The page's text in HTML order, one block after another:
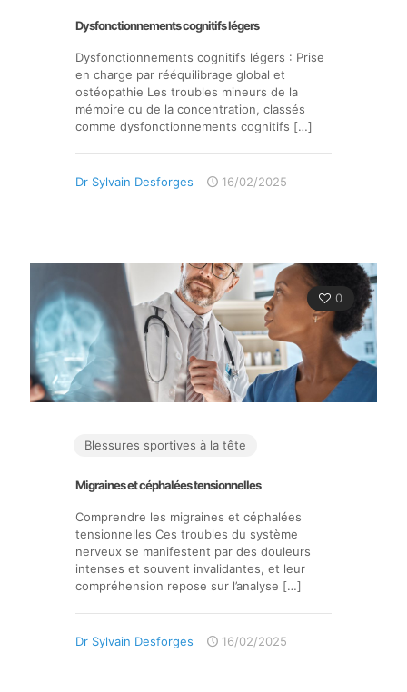
Dysfonctionnements cognitifs légers
Dysfonctionnements cognitifs légers : Prise
en charge par rééquilibrage global et
ostéopathie Les troubles mineurs de la
mémoire ou de la concentration, classés
comme dysfonctionnements cognitifs […]
Dr Sylvain Desforges 16/02/2025
0
Blessures sportives à la tête
Migraines et céphalées tensionnelles
Comprendre les migraines et céphalées
tensionnelles Ces troubles du système
nerveux se manifestent par des douleurs
intenses et souvent invalidantes, et leur
compréhension repose sur l’analyse […]
Dr Sylvain Desforges 16/02/2025